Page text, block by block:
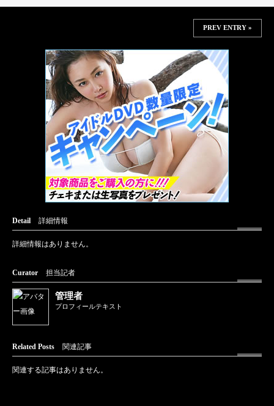
PREV ENTRY »
Detail 詳細情報
詳細情報はありません。
Curator 担当記者
管理者
プロフィールテキスト
Related Posts 関連記事
関連する記事はありません。